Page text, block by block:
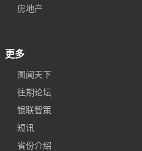
房地产
更多
图闻天下
往期论坛
银联智策
短讯
省份介绍